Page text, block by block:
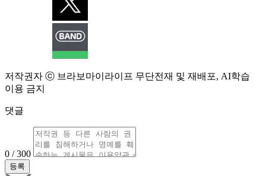
저작권자 ⓒ 브라보마이라이프 무단전재 및 재배포, AI학습
이용 금지
댓글
0 / 300